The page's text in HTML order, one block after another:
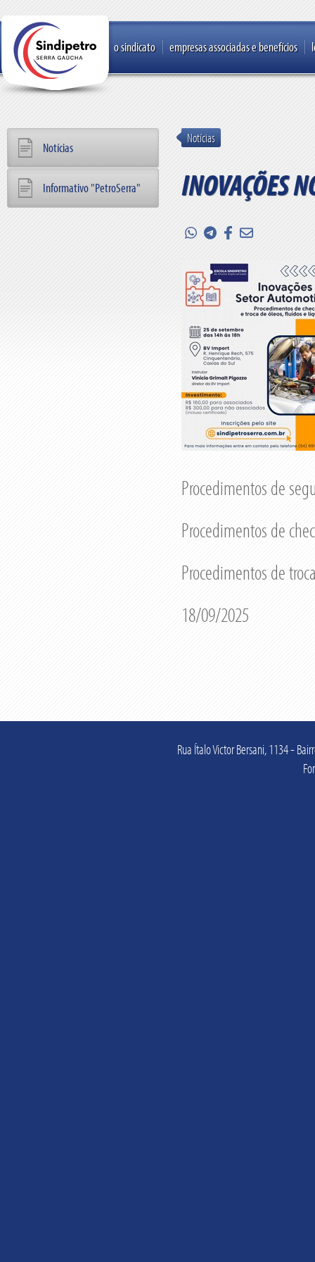
o sindicato empresas associadas e benefícios
Notícias
Informativo "PetroSerra"
Notícias
INOVAÇÕES
Procedimentos de
Procedimentos de
Procedimentos de
18/09/2025
Rua Ítalo Victor Bersani, 1134 -